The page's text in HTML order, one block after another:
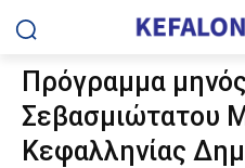
Πρόγραμμα μηνός
Σεβασμιώτατου
Κεφαλληνίας